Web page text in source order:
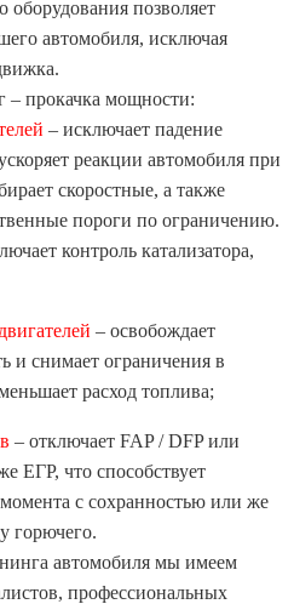
оборудования позволяет
автомобиля, исключая
прокачка мощности:
– исключает падение
реакции автомобиля при
скоростные, а также
пороги по ограничению.
контроль катализатора,
– освобождает
и снимает ограничения в
расход топлива;
– отключает FAP / DFP или
ЕГР, что способствует
с сохранностью или же
горючего.
автомобиля мы имеем
профессиональных